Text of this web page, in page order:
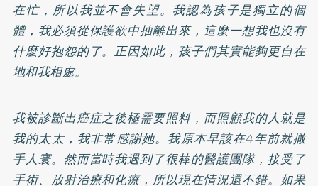
在忙，所以我並不會失望。我認為孩子是獨立的個
體，我必須從保護欲中抽離出來，這麼一想我也沒有
什麼好抱怨的了。正因如此，孩子們其實能夠更自在
地和我相處。
我被診斷出癌症之後極需要照料，而照顧我的人就是
我的太太，我非常感謝她。我原本早該在4年前就撒
手人寰。然而當時我遇到了很棒的醫護團隊，接受了
手術、放射治療和化療，所以現在情況還不錯。如果